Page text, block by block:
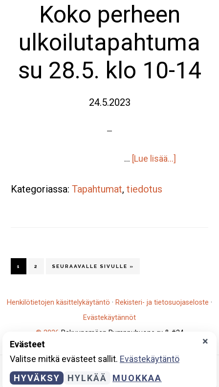
18-
21
Koko perheen
ulkoilutapahtuma
su 28.5. klo 10-14
24.5.2023
… [Lue lisää...]
Kategoriassa:Tapahtumat,tiedotus
SIVU
1 SIVU
2 SIIRRY
SEURAAVALLE SIVULLE »
Henkilötietojen käsittelykäytäntö · Rekisteri- ja tietosuojaseloste ·
Evästekäytännöt
© 2026 Rakuunamäen Pumppuhuone ry & #24
×
Evästeet
Valitse mitkä evästeet sallit. Evästekäytäntö
HYVÄKSY
HYLKÄÄ MUOKKAA